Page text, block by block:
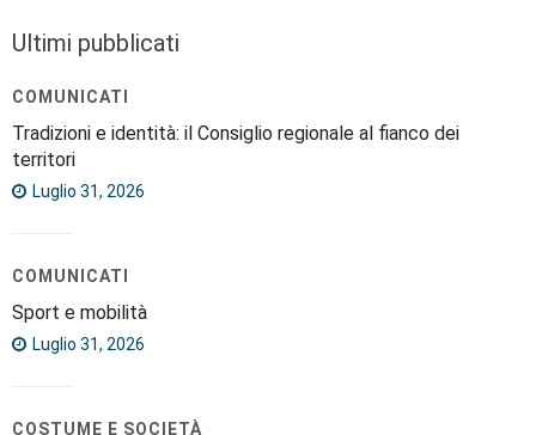
Ultimi pubblicati
COMUNICATI
Tradizioni e identità: il Consiglio regionale al fianco dei
territori
Luglio 31, 2026
COMUNICATI
Sport e mobilità
Luglio 31, 2026
COSTUME E SOCIETÀ